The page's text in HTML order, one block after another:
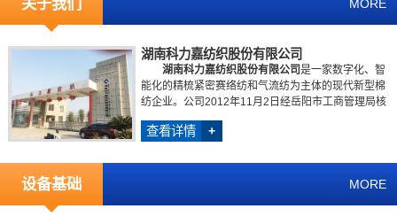
关于我们 MORE
湖南科力嘉纺织股份有限公司
湖南科力嘉纺织股份有限公司是一家数字化、智
能化的精梳紧密赛络纺和气流纺为主体的现代新型棉
纺企业。公司2012年11月2日经岳阳市工商管理局核
准成立，占地180亩，...
查看详情 +
设备基础 MORE